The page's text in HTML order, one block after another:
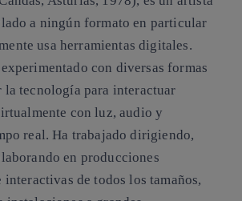
a ningún formato en particular
usa herramientas digitales.
con diversas formas
la tecnología para interactuar
con luz, audio y
real. Ha trabajado dirigiendo,
en producciones
interactivas de todos los tamaños,